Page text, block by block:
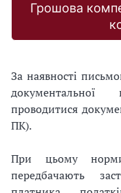
Грошова
За наявності
проводитися
ПК).
При цьому
передбачають